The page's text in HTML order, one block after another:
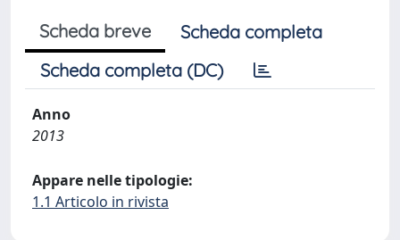
Scheda breve
Scheda completa
Scheda completa (DC)
Anno
2013
Appare nelle tipologie:
1.1 Articolo in rivista